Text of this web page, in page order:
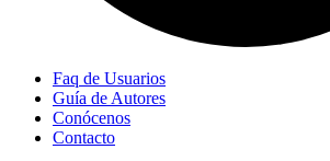
Faq de Usuarios
Guía de Autores
Conócenos
Contacto